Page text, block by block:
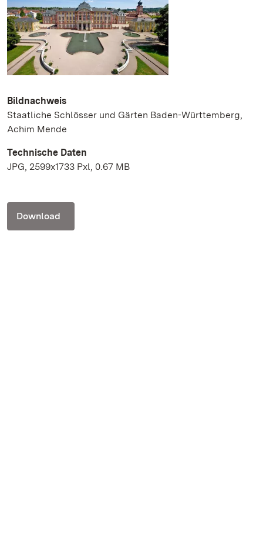
Bildnachweis
Staatliche Schlösser und Gärten Baden-Württemberg,
Achim Mende
Technische Daten
JPG, 2599x1733 Pxl, 0.67 MB
Download